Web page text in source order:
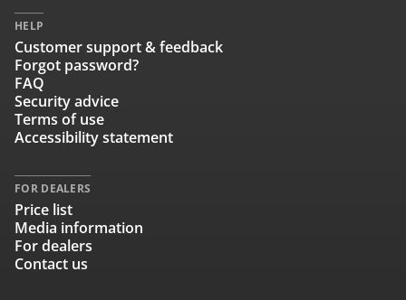
HELP
Customer support & feedback
Forgot password?
FAQ
Security advice
Terms of use
Accessibility statement
FOR DEALERS
Price list
Media information
For dealers
Contact us